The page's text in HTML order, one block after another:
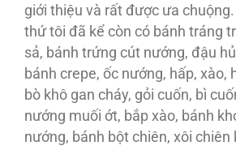
giới thiệu và rất được ưa
thứ tôi đã kể còn có bánh tráng
sả, bánh trứng cút nướng, đậu
bánh crepe, ốc nướng, hấp, xào,
bò khô gan cháy, gỏi cuốn, bì
nướng muối ớt, bắp xào, bánh
nướng, bánh bột chiên, xôi chiên